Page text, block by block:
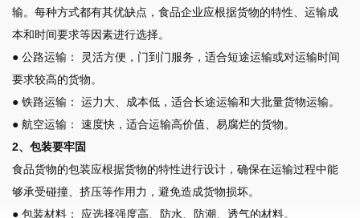
输。每种方式都有其优缺点，食品企业应根据货物的特性、运输成
本和时间要求等因素进行选择。
● 公路运输： 灵活方便，门到门服务，适合短途运输或对运输时间
要求较高的货物。
● 铁路运输： 运力大、成本低，适合长途运输和大批量货物运输。
● 航空运输： 速度快，适合运输高价值、易腐烂的货物。
2、包装要牢固
食品货物的包装应根据货物的特性进行设计，确保在运输过程中能
够承受碰撞、挤压等作用力，避免造成货物损坏。
● 包装材料： 应选择强度高、防水、防潮、透气的材料。